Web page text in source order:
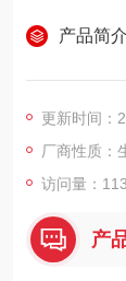
产品简介
更新时间：
厂商性质：
访问量：113
产